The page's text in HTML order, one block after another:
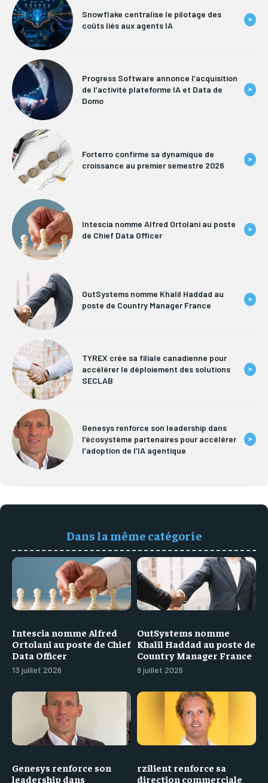
Snowflake centralise le pilotage des
coûts liés aux agents IA
➤
Progress Software annonce l’acquisition
de l’activité plateforme IA et Data de
Domo
➤
Forterro confirme sa dynamique de
croissance au premier semestre 2026
➤
Intescia nomme Alfred Ortolani au poste
de Chief Data Officer
➤
OutSystems nomme Khalil Haddad au
poste de Country Manager France
➤
TYREX crée sa filiale canadienne pour
accélérer le déploiement des solutions
SECLAB
➤
Genesys renforce son leadership dans
l’écosystème partenaires pour accélérer
l’adoption de l’IA agentique
➤
Dans la même catégorie
Intescia nomme Alfred
Ortolani au poste de Chief
Data Officer
13 juillet 2026
OutSystems nomme
Khalil Haddad au poste de
Country Manager France
9 juillet 2026
Genesys renforce son
leadership dans
rzilient renforce sa
direction commerciale